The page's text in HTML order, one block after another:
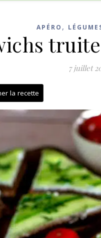
APÉRO ,
7 juillet
la recette